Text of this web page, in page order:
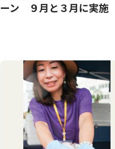
ーン ９月と３月に実施